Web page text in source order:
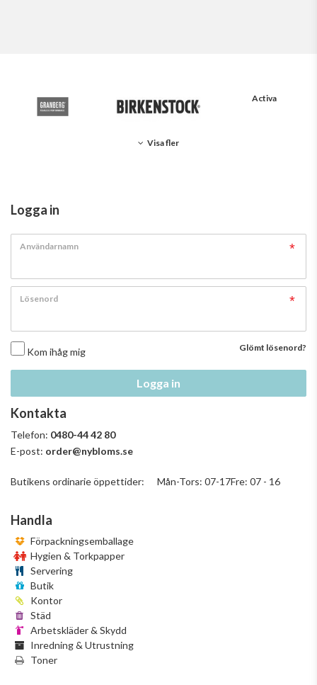
Activa
Visa fler
Logga in
Användarnamn
Lösenord
Kom ihåg mig Glömt lösenord?
Logga in
Kontakta
Telefon: 0480-44 42 80
E-post: order@nybloms.se
Butikens ordinarie öppettider: Mån-Tors: 07-17Fre: 07 - 16
Handla
Förpackningsemballage
Hygien & Torkpapper
Servering
Butik
Kontor
Städ
Arbetskläder & Skydd
Inredning & Utrustning
Toner